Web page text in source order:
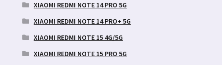
XIAOMI REDMI NOTE 14 PRO 5G
XIAOMI REDMI NOTE 14 PRO+ 5G
XIAOMI REDMI NOTE 15 4G/5G
XIAOMI REDMI NOTE 15 PRO 5G